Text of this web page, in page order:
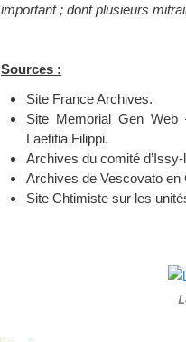
important ; dont plusieurs
Sources :
Site France Archives.
Site Memorial Gen Web
Laetitia Filippi.
Archives du comité
Archives de Vescovato en
Site Chtimiste sur les